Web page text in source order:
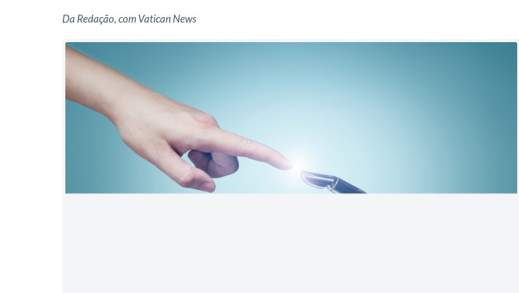
Da Redação, com Vatican News